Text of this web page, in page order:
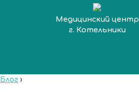
Медицинский центр
г. Котельники
Блог ›